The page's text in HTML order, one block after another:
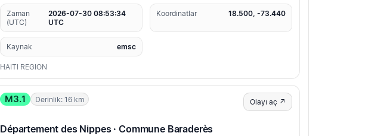
Zaman
(UTC)
2026-07-30 08:53:34
UTC
Koordinatlar 18.500, -73.440
Kaynak emsc
HAITI REGION
M3.1 Derinlik: 16 km Olayı aç ↗
Département des Nippes · Commune Baraderès